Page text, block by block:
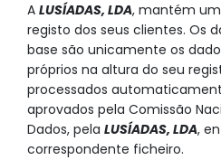
A LUSÍADAS, LDA, mantém
registo dos seus clientes. Os
base são unicamente os
próprios na altura do seu
processados
aprovados pela Comissão
Dados, pela LUSÍADAS, LDA,
correspondente ficheiro.